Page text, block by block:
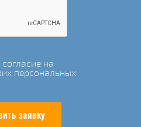
на
персональных
заявку